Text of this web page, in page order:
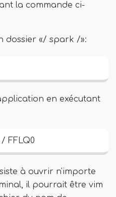
la commande ci-
dossier «/ spark /»:
en exécutant
FFLQ0
à ouvrir n'importe
il pourrait être vim